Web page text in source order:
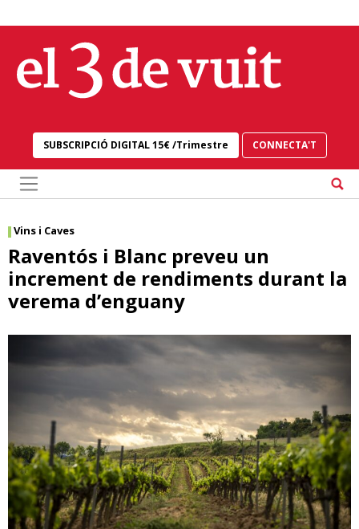
content
SUBSCRIPCIÓ DIGITAL 15€ /Trimestre CONNECTA'T
Vins i Caves
Raventós i Blanc preveu un
increment de rendiments durant la
verema d’enguany